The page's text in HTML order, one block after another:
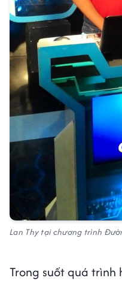
Lan Thy tại chương trình
Trong suốt quá trình